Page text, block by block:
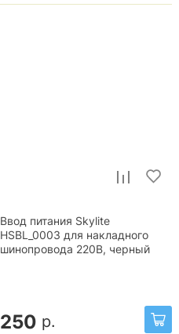
Ввод питания Skylite
HSBL_0003 для накладного
шинопровода 220В, черный
250 р.